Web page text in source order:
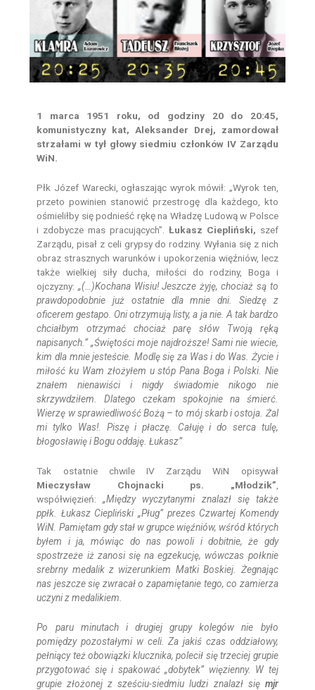
1 marca 1951 roku, od godziny 20 do 20:45,
komunistyczny kat, Aleksander Drej, zamordował
strzałami w tył głowy siedmiu członków IV Zarządu
WiN.
Płk Józef Warecki, ogłaszając wyrok mówił: „Wyrok ten,
przeto powinien stanowić przestrogę dla każdego, kto
ośmieliłby się podnieść rękę na Władzę Ludową w Polsce
i zdobycze mas pracujących”. Łukasz Ciepliński, szef
Zarządu, pisał z celi grypsy do rodziny. Wyłania się z nich
obraz strasznych warunków i upokorzenia więźniów, lecz
także wielkiej siły ducha, miłości do rodziny, Boga i
ojczyzny: „(…)Kochana Wisiu! Jeszcze żyję, chociaż są to
prawdopodobnie już ostatnie dla mnie dni. Siedzę z
oficerem gestapo. Oni otrzymują listy, a ja nie. A tak bardzo
chciałbym otrzymać chociaż parę słów Twoją ręką
napisanych.” „Świętości moje najdroższe! Sami nie wiecie,
kim dla mnie jesteście. Modlę się za Was i do Was. Życie i
miłość ku Wam złożyłem u stóp Pana Boga i Polski. Nie
znałem nienawiści i nigdy świadomie nikogo nie
skrzywdziłem. Dlatego czekam spokojnie na śmierć.
Wierzę w sprawiedliwość Bożą – to mój skarb i ostoja. Żal
mi tylko Was!. Piszę i płaczę. Całuję i do serca tulę,
błogosławię i Bogu oddaję. Łukasz”
Tak ostatnie chwile IV Zarządu WiN opisywał
Mieczysław Chojnacki ps. „Młodzik”
współwięzień:„Między wyczytanymi znalazł się także
ppłk. Łukasz Ciepliński „Pług” prezes Czwartej Komendy
WiN. Pamiętam gdy stał w grupce więźniów, wśród których
byłem i ja, mówiąc do nas powoli i dobitnie, że gdy
spostrzeże iż zanosi się na egzekucję, wówczas połknie
srebrny medalik z wizerunkiem Matki Boskiej. Żegnając
nas jeszcze się zwracał o zapamiętanie tego, co zamierza
uczyni z medalikiem.
Po paru minutach i drugiej grupy kolegów nie było
pomiędzy pozostałymi w celi. Za jakiś czas oddziałowy,
pełniący też obowiązki klucznika, polecił się trzeciej grupie
przygotować się i spakować „dobytek” więzienny. W tej
grupie złożonej z sześciu-siedmiu ludzi znalazł się mjr